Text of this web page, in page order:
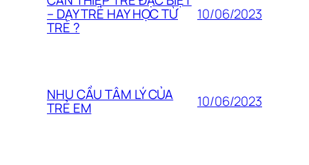
– DẠY TRẺ HAY HỌC TỪ
TRẺ ?
10/06/2023
NHU CẦU TÂM LÝ CỦA
TRẺ EM 10/06/2023